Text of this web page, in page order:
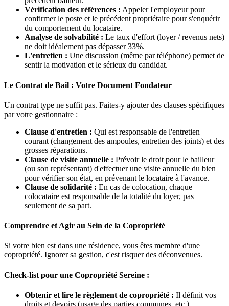
Vérification des références : Appeler l'employeur pour
confirmer le poste et le précédent propriétaire pour s'enquérir
du comportement du locataire.
Analyse de solvabilité : Le taux d'effort (loyer / revenus nets)
ne doit idéalement pas dépasser 33%.
L'entretien : Une discussion (même par téléphone) permet de
sentir la motivation et le sérieux du candidat.
Le Contrat de Bail : Votre Document Fondateur
Un contrat type ne suffit pas. Faites-y ajouter des clauses spécifiques
par votre gestionnaire :
Clause d'entretien : Qui est responsable de l'entretien
courant (changement des ampoules, entretien des joints) et des
grosses réparations.
Clause de visite annuelle : Prévoir le droit pour le bailleur
(ou son représentant) d'effectuer une visite annuelle du bien
pour vérifier son état, en prévenant le locataire à l'avance.
Clause de solidarité : En cas de colocation, chaque
colocataire est responsable de la totalité du loyer, pas
seulement de sa part.
Comprendre et Agir au Sein de la Copropriété
Si votre bien est dans une résidence, vous êtes membre d'une
copropriété. Ignorer sa gestion, c'est risquer des déconvenues.
Check-list pour une Copropriété Sereine :
Obtenir et lire le règlement de copropriété : Il définit vos
droits et devoirs (usage des parties communes, etc.).